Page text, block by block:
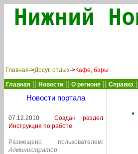
Нижний
Главная->Досуг, отдых->Кафе, бары
Главная Новости О регионе Справка
Новости портала
07.12.2010
Создан раздел
Инструкция по работе
Размещено пользователем:
Администратор